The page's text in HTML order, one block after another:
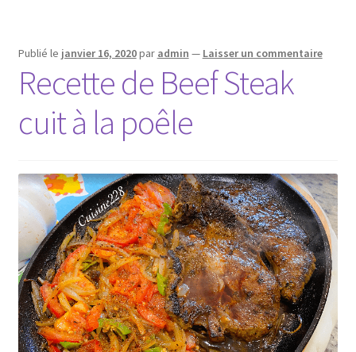
Publié le janvier 16, 2020par admin — Laisser un commentaire
Recette de Beef Steak
cuit à la poêle